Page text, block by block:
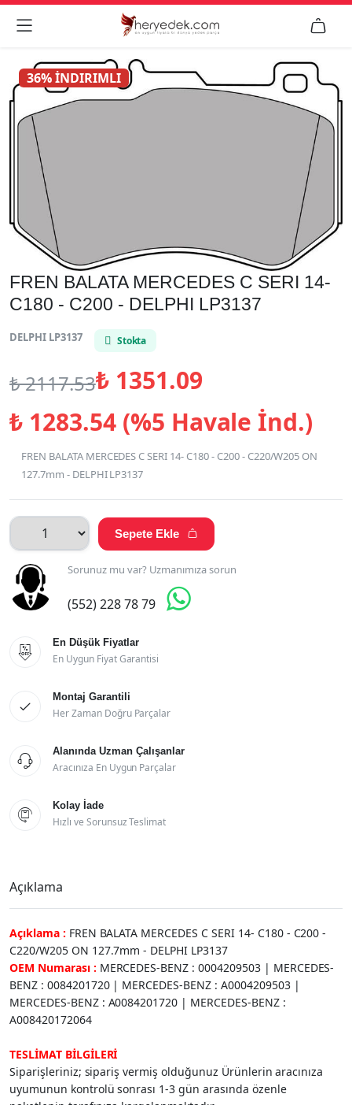
 
36% İNDIRIMLI
FREN BALATA MERCEDES C SERI 14-
C180 - C200 - DELPHI LP3137
DELPHI LP3137 Stokta
₺2117.53₺1351.09
₺1283.54 (%5 Havale İnd.)
FREN BALATA MERCEDES C SERI 14- C180 - C200 - C220/W205 ON
127.7mm - DELPHI LP3137
Sepete Ekle 
Sorunuz mu var? Uzmanımıza sorun
(552) 228 78 79 

En Düşük Fiyatlar
En Uygun Fiyat Garantisi

Montaj Garantili
Her Zaman Doğru Parçalar

Alanında Uzman Çalışanlar
Aracınıza En Uygun Parçalar

Kolay İade
Hızlı ve Sorunsuz Teslimat
Açıklama
Açıklama : FREN BALATA MERCEDES C SERI 14- C180 - C200 -
C220/W205 ON 127.7mm - DELPHI LP3137
OEM Numarası : MERCEDES-BENZ : 0004209503 | MERCEDES-
BENZ : 0084201720 | MERCEDES-BENZ : A0004209503 |
MERCEDES-BENZ : A0084201720 | MERCEDES-BENZ :
A008420172064
TESLİMAT BİLGİLERİ
Siparişleriniz; sipariş vermiş olduğunuz Ürünlerin aracınıza
uyumunun kontrolü sonrası 1-3 gün arasında özenle